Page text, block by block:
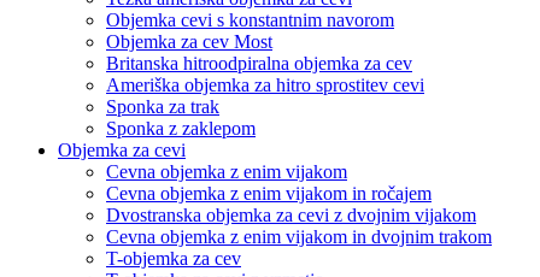
Objemka cevi s konstantnim navorom
Objemka za cev Most
Britanska hitroodpiralna objemka za cev
Ameriška objemka za hitro sprostitev cevi
Sponka za trak
Sponka z zaklepom
Objemka za cevi
Cevna objemka z enim vijakom
Cevna objemka z enim vijakom in ročajem
Dvostranska objemka za cevi z dvojnim vijakom
Cevna objemka z enim vijakom in dvojnim trakom
T-objemka za cev